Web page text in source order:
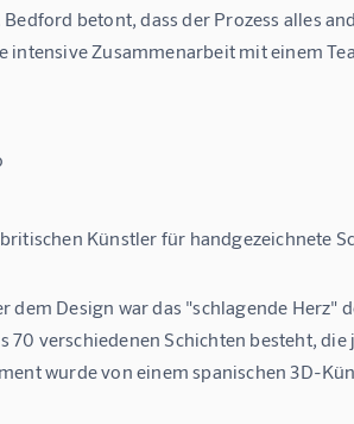
betont, dass der Prozess alles
intensive Zusammenarbeit mit einem
Künstler für handgezeichnete
dem Design war das "schlagende Herz"
70 verschiedenen Schichten besteht,
wurde von einem spanischen 3D-